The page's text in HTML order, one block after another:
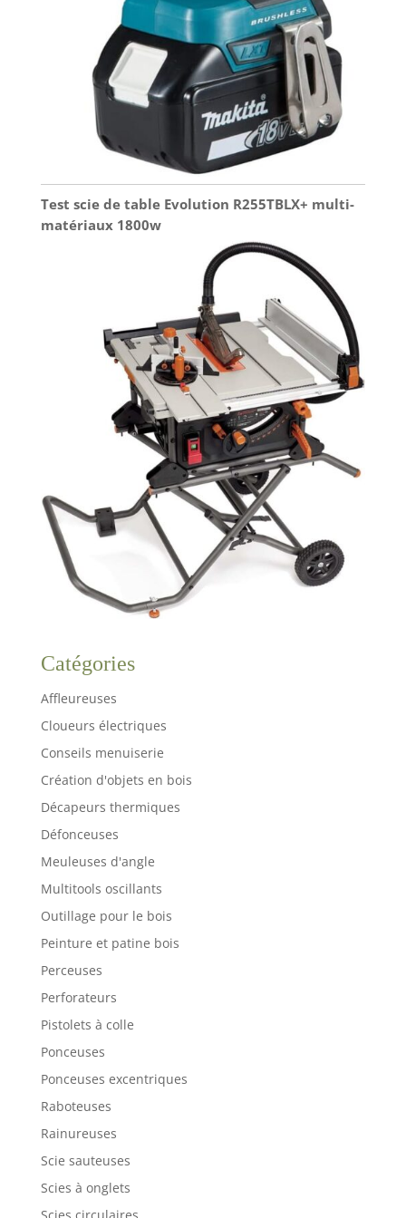
Test scie de table Evolution R255TBLX+ multi-
matériaux 1800w
Catégories
Affleureuses
Cloueurs électriques
Conseils menuiserie
Création d'objets en bois
Décapeurs thermiques
Défonceuses
Meuleuses d'angle
Multitools oscillants
Outillage pour le bois
Peinture et patine bois
Perceuses
Perforateurs
Pistolets à colle
Ponceuses
Ponceuses excentriques
Raboteuses
Rainureuses
Scie sauteuses
Scies à onglets
Scies circulaires